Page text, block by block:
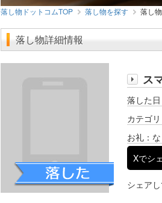
落し物ドットコムTOP 落し物を探す 落し
落し物詳細情報
ス
落した
カテゴ
お礼：な
Xでシ
シェア